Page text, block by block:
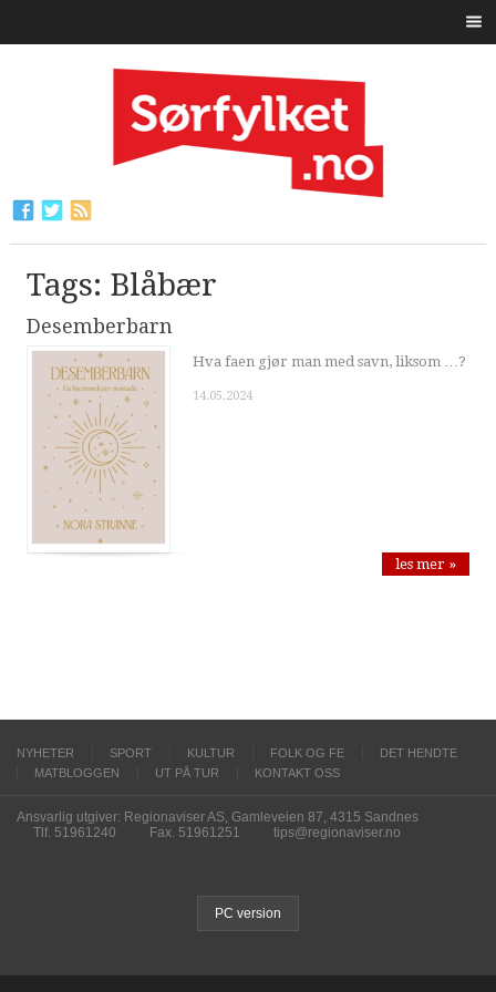
Tags: Blåbær
Desemberbarn
Hva faen gjør man med savn, liksom …?
14.05.2024
les mer »
NYHETER SPORT KULTUR FOLK OG FE
DET HENDTE
MATBLOGGEN
UT PÅ TUR KONTAKT OSS
Ansvarlig utgiver: Regionaviser AS, Gamleveien 87, 4315 Sandnes
Tlf. 51961240
Fax. 51961251 tips@regionaviser.no
PC version